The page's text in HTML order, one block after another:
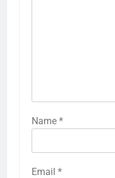
Name *
Email *